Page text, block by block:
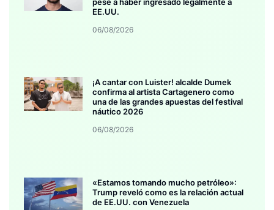
pese a haber ingresado legalmente a
EE.UU.
06/08/2026
¡A cantar con Luister! alcalde Dumek
confirma al artista Cartagenero como
una de las grandes apuestas del festival
náutico 2026
06/08/2026
«Estamos tomando mucho petróleo»:
Trump reveló como es la relación actual
de EE.UU. con Venezuela